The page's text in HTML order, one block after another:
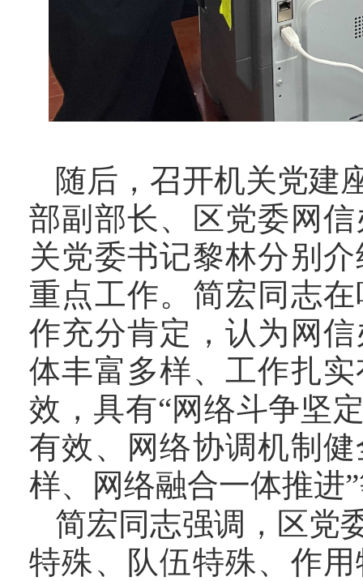
随后，召开机关党建
部副部长、
区党委网
关党委书记黎林分别
重点工作。 简宏同志在
作充分肯定，认为网
体丰富多样、工作扎
效， 具有“网络斗争坚
有效、网络协调机制
样、网络融合一体推进
简宏同志强调 ， 区党
特殊、 队伍特殊、 作